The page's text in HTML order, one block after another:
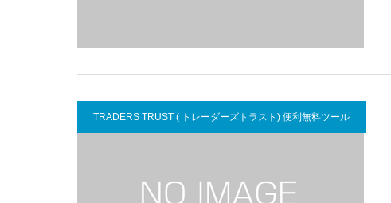
TRADERS TRUST ( トレーダーズトラスト) 便利無料ツール